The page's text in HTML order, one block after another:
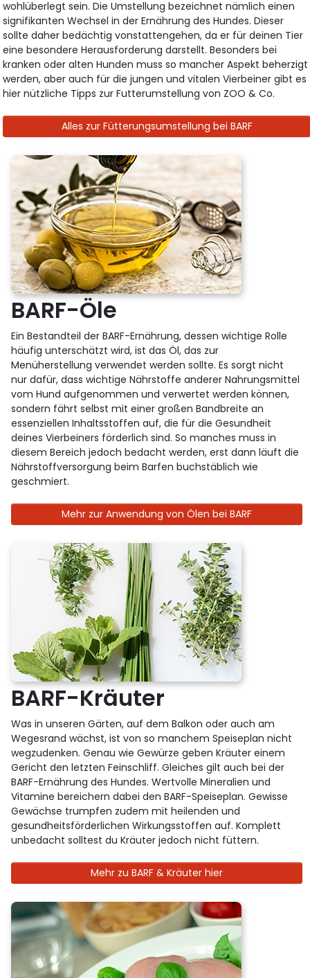
wohlüberlegt sein. Die Umstellung bezeichnet nämlich einen
signifikanten Wechsel in der Ernährung des Hundes. Dieser
sollte daher bedächtig vonstattengehen, da er für deinen Tier
eine besondere Herausforderung darstellt. Besonders bei
kranken oder alten Hunden muss so mancher Aspekt beherzigt
werden, aber auch für die jungen und vitalen Vierbeiner gibt es
hier nützliche Tipps zur Futterumstellung von ZOO & Co.
Alles zur Fütterungsumstellung bei BARF
BARF-Öle
Ein Bestandteil der BARF-Ernährung, dessen wichtige Rolle
häufig unterschätzt wird, ist das Öl, das zur
Menüherstellung verwendet werden sollte. Es sorgt nicht
nur dafür, dass wichtige Nährstoffe anderer Nahrungsmittel
vom Hund aufgenommen und verwertet werden können,
sondern fährt selbst mit einer großen Bandbreite an
essenziellen Inhaltsstoffen auf, die für die Gesundheit
deines Vierbeiners förderlich sind. So manches muss in
diesem Bereich jedoch bedacht werden, erst dann läuft die
Nährstoffversorgung beim Barfen buchstäblich wie
geschmiert.
Mehr zur Anwendung von Ölen bei BARF
BARF-Kräuter
Was in unseren Gärten, auf dem Balkon oder auch am
Wegesrand wächst, ist von so manchem Speiseplan nicht
wegzudenken. Genau wie Gewürze geben Kräuter einem
Gericht den letzten Feinschliff. Gleiches gilt auch bei der
BARF-Ernährung des Hundes. Wertvolle Mineralien und
Vitamine bereichern dabei den BARF-Speiseplan. Gewisse
Gewächse trumpfen zudem mit heilenden und
gesundheitsförderlichen Wirkungsstoffen auf. Komplett
unbedacht solltest du Kräuter jedoch nicht füttern.
Mehr zu BARF & Kräuter hier